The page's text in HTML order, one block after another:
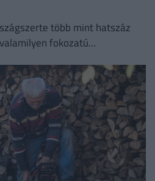
több mint hatszáz
fokozatú